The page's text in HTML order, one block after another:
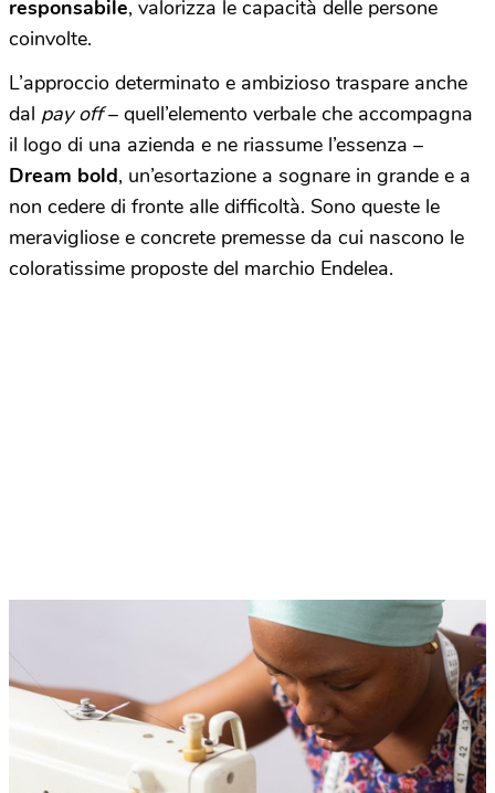
responsabile, valorizza le capacità delle persone
coinvolte.
L’approccio determinato e ambizioso traspare anche
dal pay off– quell’elemento verbale che accompagna
il logo di una azienda e ne riassume l’essenza –
Dream bold, un’esortazione a sognare in grande e a
non cedere di fronte alle difficoltà. Sono queste le
meravigliose e concrete premesse da cui nascono le
coloratissime proposte del marchio Endelea.